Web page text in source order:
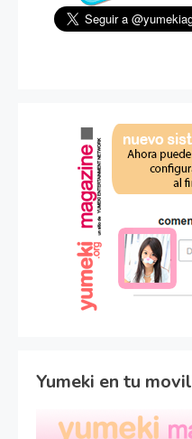
Yumeki en tu movil